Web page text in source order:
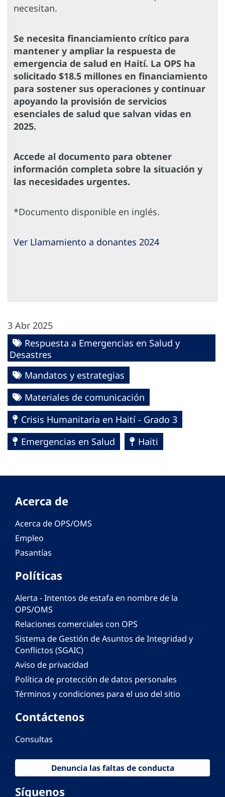
necesitan.
Se necesita financiamiento crítico para
mantener y ampliar la respuesta de
emergencia de salud en Haití. La OPS ha
solicitado $18.5 millones en financiamiento
para sostener sus operaciones y continuar
apoyando la provisión de servicios
esenciales de salud que salvan vidas en
2025.
Accede al documento para obtener
información completa sobre la situación y
las necesidades urgentes.
*Documento disponible en inglés.
Ver Llamamiento a donantes 2024
3 Abr 2025
Respuesta a Emergencias en Salud y
Desastres
Mandatos y estrategias
Materiales de comunicación
Crisis Humanitaria en Haití - Grado 3
Emergencias en Salud
Haïti
Acerca de
Acerca de OPS/OMS
Empleo
Pasantías
Políticas
Alerta - Intentos de estafa en nombre de la
OPS/OMS
Relaciones comerciales con OPS
Sistema de Gestión de Asuntos de Integridad y
Conflictos (SGAIC)
Aviso de privacidad
Política de protección de datos personales
Términos y condiciones para el uso del sitio
Contáctenos
Consultas
Denuncia las faltas de conducta
Síguenos